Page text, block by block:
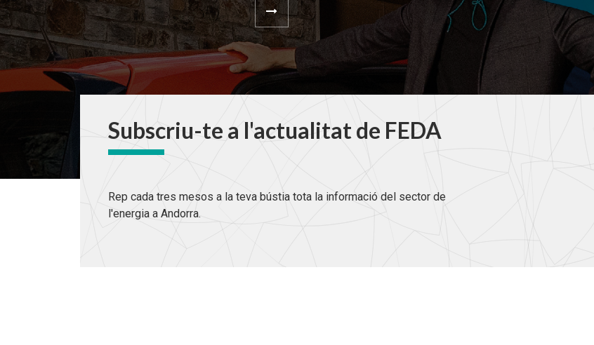
Subscriu-te a l'actualitat de FEDA
Rep cada tres mesos a la teva bústia tota la informació del sector de
l'energia a Andorra.